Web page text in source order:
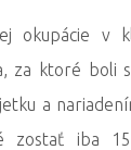
okupácie v
za ktoré boli
a
zostať iba